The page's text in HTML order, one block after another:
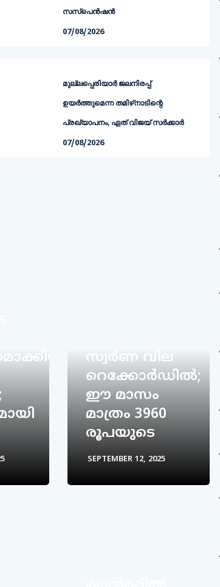
സസ്‌പെന്‍ഷന്‍
07/08/2026
മുല്ലപ്പെരിയാര്‍ ജലനിരപ്പ്
ഉയര്‍ത്തുമെന്ന തമിഴ്‌നാടിന്റെ
പ്രഖ്യാപനം, ഏത് വിജയ് സര്‍ക്കാര്‍
07/08/2026
സ്വർണ വില
റെക്കോര്‍ഡിൽ;
ഈ മാസം
മാത്രം 3960
രൂപയുടെ
SEPTEMBER 12, 2025